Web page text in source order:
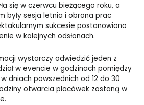
się w czerwcu bieżącego roku, a
były sesja letnia i obrona prac
sukcesie postanowiono
w kolejnych odsłonach.
wystarczy odwiedzić jeden z
w evencie w godzinach pomiędzy
dniach powszednich od 12 do 30
otwarcia placówek zostaną w